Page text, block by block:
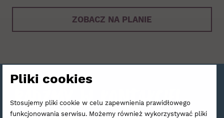
ZOBACZ NA PLANIE
Bądźmy w kontakcie!
Pliki cookies
Stosujemy pliki cookie w celu zapewnienia prawidłowego
funkcjonowania serwisu. Możemy również wykorzystywać pliki